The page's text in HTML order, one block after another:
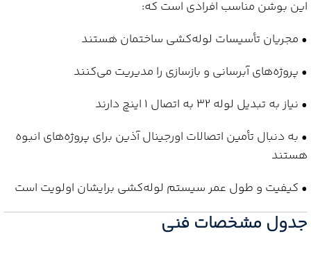
این بوشن مناسب افرادی است که:
• مجریان تأسیسات لوله‌کشی ساختمان هستند
• پروژه‌های آبرسانی و بازسازی را مدیریت می‌کنند
• نیاز به تبدیل لوله 32 به اتصال 1 اینچ دارند
• به دنبال تأمین اتصالات اورجینال آذین برای پروژه‌های انبوه
هستند
• کیفیت و طول عمر سیستم لوله‌کشی برایشان اولویت است
جدول مشخصات فنی